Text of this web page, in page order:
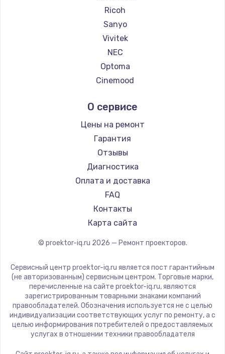
Ricoh
Sanyo
Vivitek
NEC
Optoma
Cinemood
Barco
Xgimi
Canon
JVC
Casio
Hiper
HITACHI
Panasonic
Hisense
О сервисе
Цены на ремонт
Гарантия
Отзывы
Диагностика
Оплата и доставка
FAQ
Контакты
Карта сайта
© proektor-iq.ru 2026 — Ремонт проекторов.
Сервисный центр proektor-iq.ru является пост гарантийным
(не авторизованным) сервисным центром. Торговые марки,
перечисленные на сайте proektor-iq.ru, являются
зарегистрированным товарными знаками компаний
правообладателей. Обозначения используется не с целью
индивидуализации соответствующих услуг по ремонту, а с
целью информирования потребителей о предоставляемых
услугах в отношении техники правообладателя